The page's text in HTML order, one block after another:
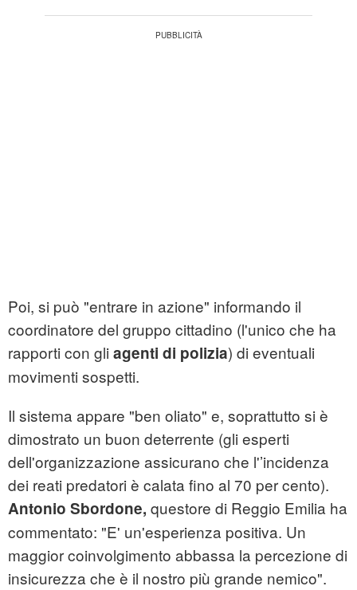
Poi, si può "entrare in azione" informando il
coordinatore del gruppo cittadino (l'unico che ha
rapporti con gli agenti di polizia) di eventuali
movimenti sospetti.
Il sistema appare "ben oliato" e, soprattutto si è
dimostrato un buon deterrente (gli esperti
dell'organizzazione assicurano che l'’incidenza
dei reati predatori è calata fino al 70 per cento).
Antonio Sbordone, questore di Reggio Emilia ha
commentato: "E' un'esperienza positiva. Un
maggior coinvolgimento abbassa la percezione di
insicurezza che è il nostro più grande nemico".